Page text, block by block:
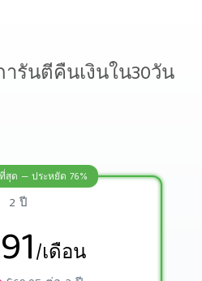
รันตีคืนเงินใน30วัน
สุด — ประหยัด 76%
2 ปี
/เดือน